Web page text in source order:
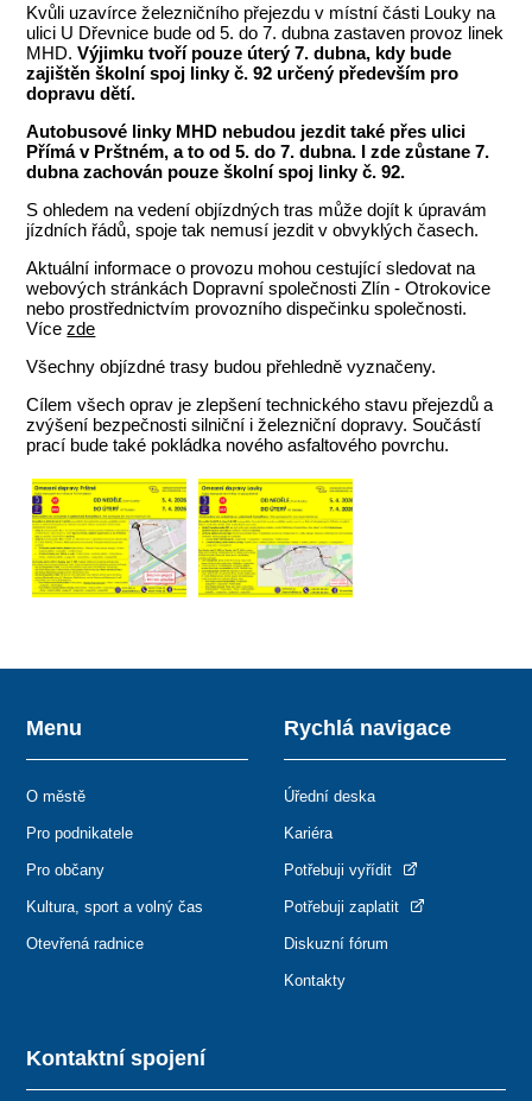
Kvůli uzavírce železničního přejezdu v místní části Louky na
ulici U Dřevnice bude od 5. do 7. dubna zastaven provoz linek
MHD.Výjimku tvoří pouze úterý 7. dubna, kdy bude
zajištěn školní spoj linky č. 92 určený především pro
dopravu dětí.
Autobusové linky MHD nebudou jezdit také přes ulici
Přímá v Prštném, a to od 5. do 7. dubna. I zde zůstane 7.
dubna zachován pouze školní spoj linky č. 92.
S ohledem na vedení objízdných tras může dojít k úpravám
jízdních řádů, spoje tak nemusí jezdit v obvyklých časech.
Aktuální informace o provozu mohou cestující sledovat na
webových stránkách Dopravní společnosti Zlín - Otrokovice
nebo prostřednictvím provozního dispečinku společnosti.
Vícezde
Všechny objízdné trasy budou přehledně vyznačeny.
Cílem všech oprav je zlepšení technického stavu přejezdů a
zvýšení bezpečnosti silniční i železniční dopravy. Součástí
prací bude také pokládka nového asfaltového povrchu.
Kontaktní spojení
Menu
O městě
Pro podnikatele
Pro občany
Kultura, sport a volný čas
Otevřená radnice
Rychlá navigace
Úřední deska
Kariéra
Potřebuji vyřídit
Potřebuji zaplatit
Diskuzní fórum
Kontakty